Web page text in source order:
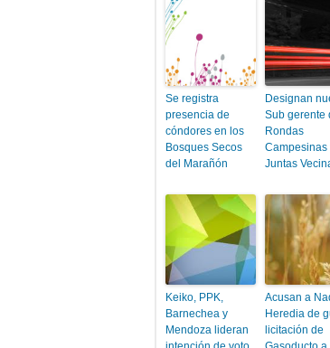
Se registra
presencia de
cóndores en los
Bosques Secos
del Marañón
Designan
Sub gerente
Rondas
Campesinas
Juntas
Keiko, PPK,
Barnechea y
Mendoza lideran
Acusan a
Heredia de
licitación de